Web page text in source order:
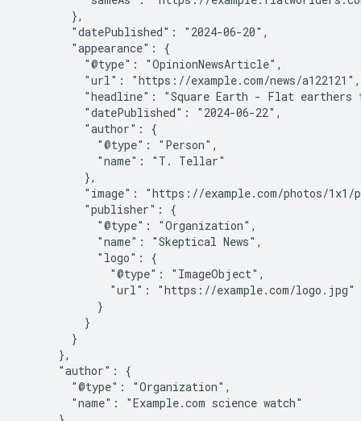
        },
        "datePublished": "2024-06-20",
        "appearance": {
          "@type": "OpinionNewsArticle",
          "url": "https://example.com/news/a122121",
"headline": "Square Earth - Flat earthers
          "datePublished": "2024-06-22",
          "author": {
            "@type": "Person",
            "name": "T. Tellar"
          },
"image": "https://example.com/photos/1x1/
          "publisher": {
            "@type": "Organization",
            "name": "Skeptical News",
            "logo": {
              "@type": "ImageObject",
              "url": "https://example.com/logo.jpg"
            }
          }
        }
      },
      "author": {
        "@type": "Organization",
        "name": "Example.com science watch"